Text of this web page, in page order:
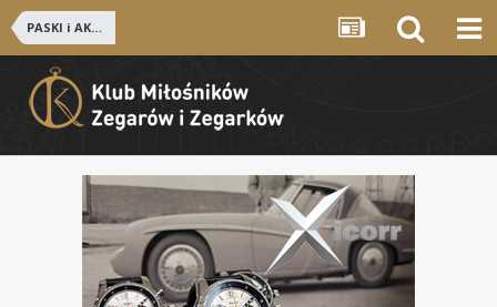
PASKI i AKCESORIA ZEGARKOWE